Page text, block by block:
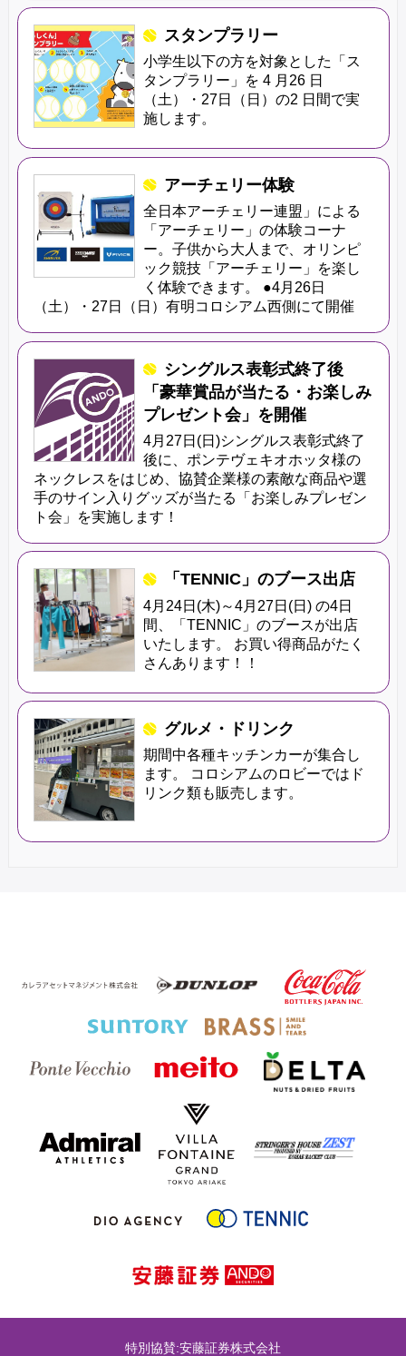
スタンプラリー
小学生以下の方を対象とした「ス
タンプラリー」を 4 月26 日
（土）・27日（日）の2 日間で実
施します。
アーチェリー体験
全日本アーチェリー連盟」による
「アーチェリー」の体験コーナ
ー。子供から大人まで、オリンピ
ック競技「アーチェリー」を楽し
く体験できます。 ●4月26日
（土）・27日（日）有明コロシアム西側にて開催
シングルス表彰式終了後
「豪華賞品が当たる・お楽しみ
プレゼント会」を開催
4月27日(日)シングルス表彰式終了
後に、ポンテヴェキオホッタ様の
ネックレスをはじめ、協賛企業様の素敵な商品や選
手のサイン入りグッズが当たる「お楽しみプレゼン
ト会」を実施します！
「TENNIC」のブース出店
4月24日(木)～4月27日(日) の4日
間、「TENNIC」のブースが出店
いたします。 お買い得商品がたく
さんあります！！
グルメ・ドリンク
期間中各種キッチンカーが集合し
ます。 コロシアムのロビーではド
リンク類も販売します。
特別協賛:安藤証券株式会社